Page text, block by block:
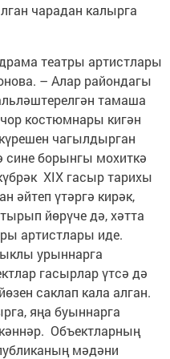
чарадан калырга
театры артистлары
– Алар райондагы
тамаша
костюмнары кигән
чагылдырган
сине борынгы мохиткә
XIX гасыр тарихы
әйтеп үтәргә кирәк,
йөрүче дә, хәтта
артистлары иде.
урыннарга
гасырлар үтсә дә
саклап кала алган.
яңа буыннарга
Объектларның
мәдәни